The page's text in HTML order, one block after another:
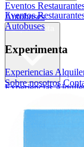
Eventos
Autobuses
Experiencias
Italiano
Eventos
Autobuses
Experimenta
Experiencias
Sobre nosotros